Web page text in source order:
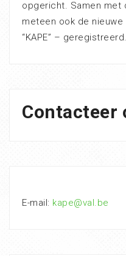
opgericht. Samen met
meteen ook de
“KAPE” – geregistreerd.
Contacteer
E-mail: kape@val.be